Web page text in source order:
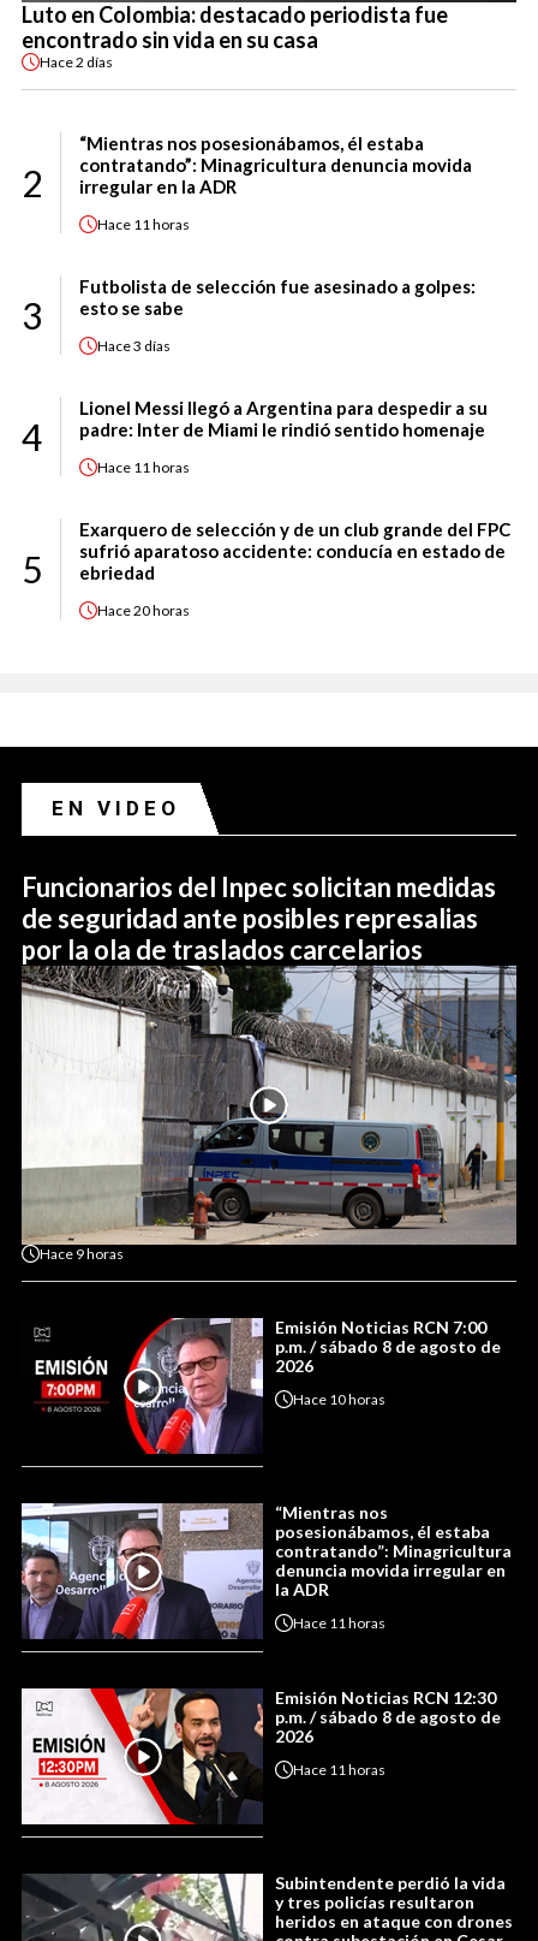
Luto en Colombia: destacado periodista fue
encontrado sin vida en su casa
Hace2 días
2
“Mientras nos posesionábamos, él estaba
contratando”: Minagricultura denuncia movida
irregular en la ADR
Hace 11 horas
3
Futbolista de selección fue asesinado a golpes:
esto se sabe
Hace3 días
4
Lionel Messi llegó a Argentina para despedir a su
padre: Inter de Miami le rindió sentido homenaje
Hace 11 horas
5
Exarquero de selección y de un club grande del FPC
sufrió aparatoso accidente: conducía en estado de
ebriedad
Hace20 horas
EN VIDEO
Funcionarios del Inpec solicitan medidas
de seguridad ante posibles represalias
por la ola de traslados carcelarios
Hace 9 horas
Emisión Noticias RCN 7:00
p.m. / sábado 8 de agosto de
2026
Hace 10 horas
“Mientras nos
posesionábamos, él estaba
contratando”: Minagricultura
denuncia movida irregular en
la ADR
Hace 11 horas
Emisión Noticias RCN 12:30
p.m. / sábado 8 de agosto de
2026
Hace 11 horas
Subintendente perdió la vida
y tres policías resultaron
heridos en ataque con drones